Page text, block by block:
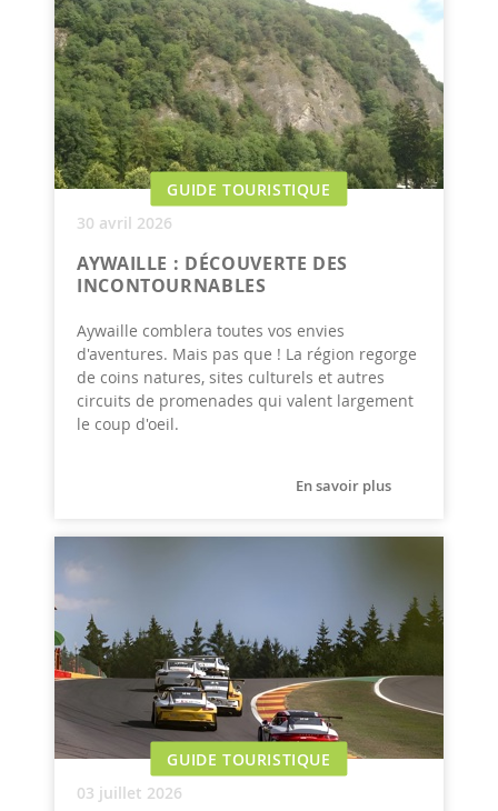
GUIDE TOURISTIQUE
30 avril 2026
AYWAILLE : DÉCOUVERTE DES
INCONTOURNABLES
Aywaille comblera toutes vos envies
d'aventures. Mais pas que ! La région regorge
de coins natures, sites culturels et autres
circuits de promenades qui valent largement
le coup d'oeil.
En savoir plus
GUIDE TOURISTIQUE
03 juillet 2026